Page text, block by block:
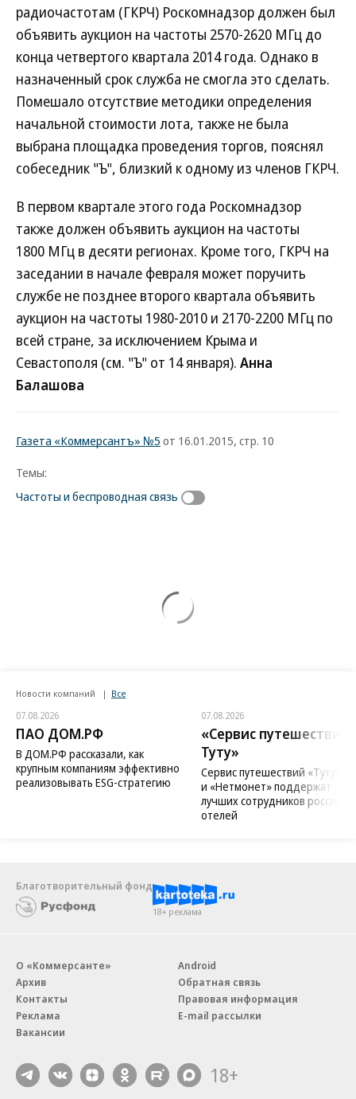
радиочастотам (ГКРЧ) Роскомнадзор должен был
объявить аукцион на частоты 2570-2620 МГц до
конца четвертого квартала 2014 года. Однако в
назначенный срок служба не смогла это сделать.
Помешало отсутствие методики определения
начальной стоимости лота, также не была
выбрана площадка проведения торгов, пояснял
собеседник "Ъ", близкий к одному из членов ГКРЧ.
В первом квартале этого года Роскомнадзор
также должен объявить аукцион на частоты
1800 МГц в десяти регионах. Кроме того, ГКРЧ на
заседании в начале февраля может поручить
службе не позднее второго квартала объявить
аукцион на частоты 1980-2010 и 2170-2200 МГц по
всей стране, за исключением Крыма и
Севастополя (см. "Ъ" от 14 января). Анна
Балашова
Газета «Коммерсантъ» №5 от 16.01.2015, стр. 10
Темы:
Частоты и беспроводная связь
Новости компаний Все
07.08.2026
ПАО ДОМ.РФ
В ДОМ.РФ рассказали, как
крупным компаниям эффективно
реализовывать ESG-стратегию
07.08.2026
«Сервис путешествий
Туту»
Сервис путешествий «Туту»
и «Нетмонет» поддержат
лучших сотрудников
отелей
Благотворительный фонд
18+ реклама
О «Коммерсанте»
Архив
Контакты
Реклама
Вакансии
Android
Обратная связь
Правовая информация
E-mail рассылки
18+